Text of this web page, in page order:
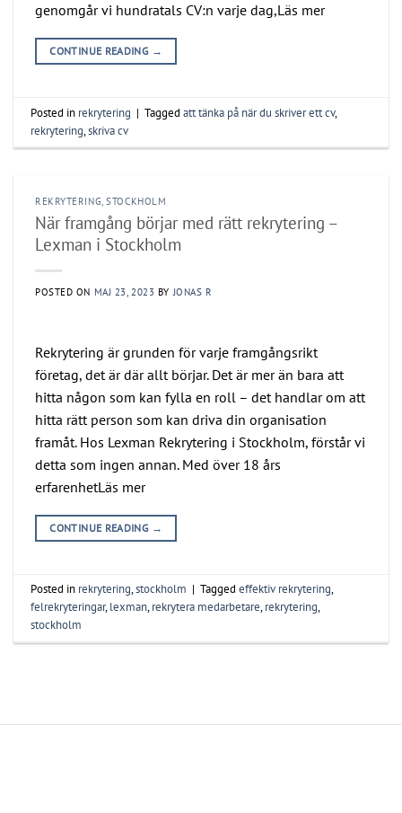
genomgår vi hundratals CV:n varje dag,Läs mer
CONTINUE READING →
Posted in rekrytering | Taggedatt tänka på när du skriver ett cv,
rekrytering,skriva cv
REKRYTERING,STOCKHOLM
När framgång börjar med rätt rekrytering –
Lexman i Stockholm
POSTED ON MAJ 23, 2023 BYJONAS R
Rekrytering är grunden för varje framgångsrikt
företag, det är där allt börjar. Det är mer än bara att
hitta någon som kan fylla en roll – det handlar om att
hitta rätt person som kan driva din organisation
framåt. Hos Lexman Rekrytering i Stockholm, förstår vi
detta som ingen annan. Med över 18 års
erfarenhetLäs mer
CONTINUE READING →
Posted in rekrytering,stockholm | Taggedeffektiv rekrytering,
felrekryteringar,lexman,rekrytera medarbetare,rekrytering,
stockholm